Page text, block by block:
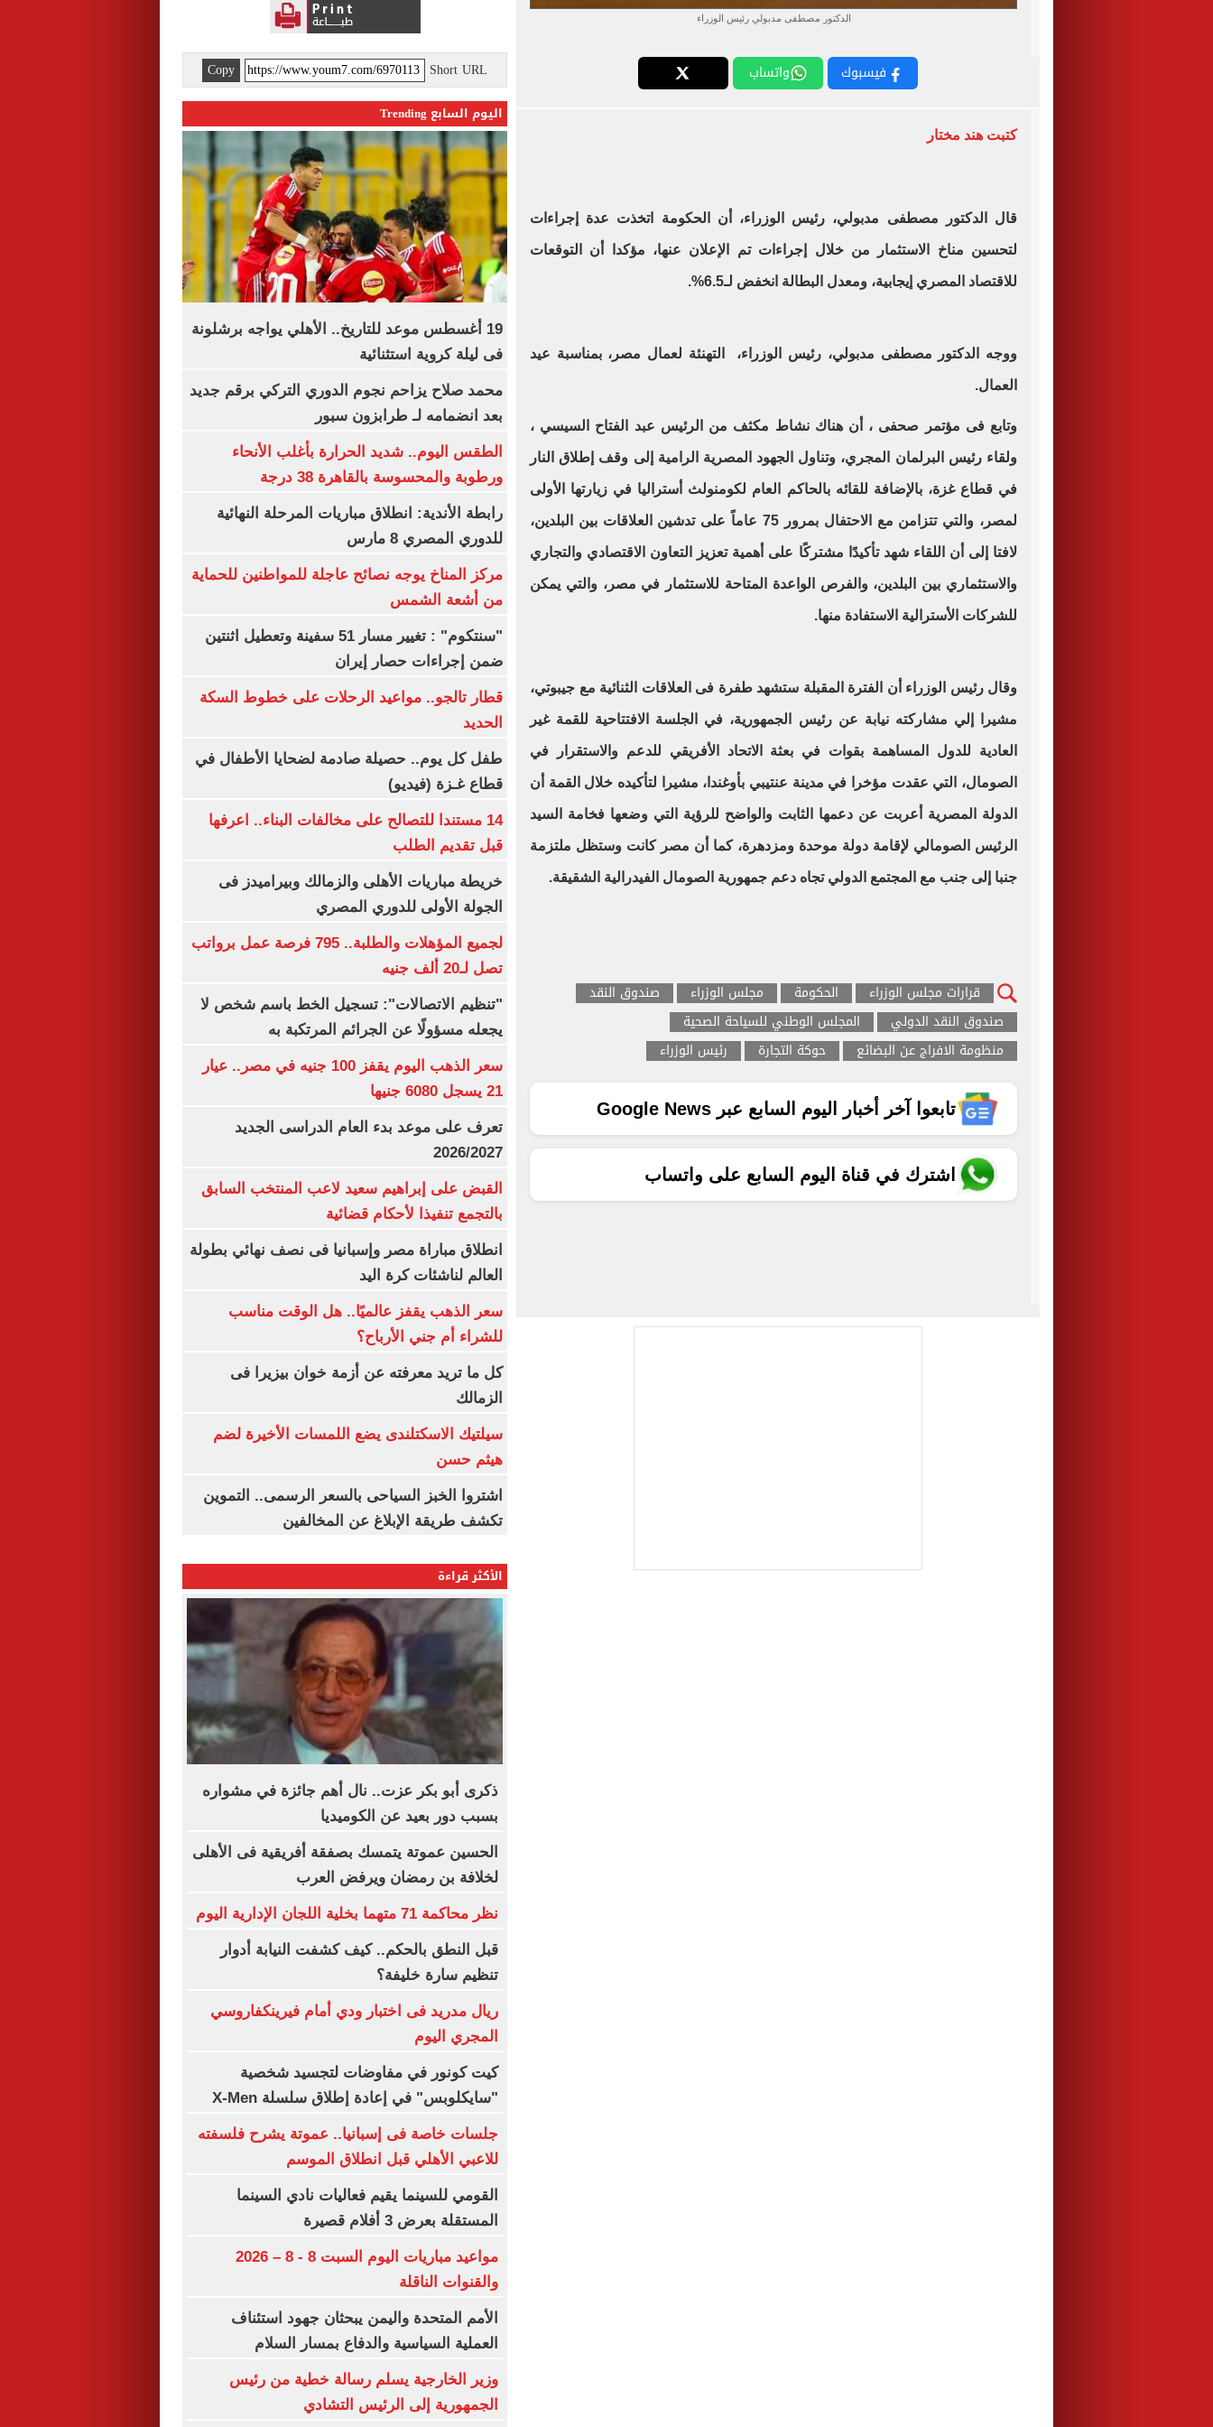
الدكتور مصطفى مدبولي رئيس الوزراء
فيسبوك واتساب
كتبت هند مختار
قال الدكتور مصطفى مدبولي، رئيس الوزراء، أن الحكومة اتخذت عدة إجراءات
لتحسين مناخ الاستثمار من خلال إجراءات تم الإعلان عنها، مؤكدا أن التوقعات
للاقتصاد المصري إيجابية، ومعدل البطالة انخفض لـ6.5%.
ووجه الدكتور مصطفى مدبولي، رئيس الوزراء، التهنئة لعمال مصر، بمناسبة عيد
العمال.
وتابع فى مؤتمر صحفى ، أن هناك نشاط مكثف من الرئيس عبد الفتاح السيسي ،
ولقاء رئيس البرلمان المجري، وتناول الجهود المصرية الرامية إلى وقف إطلاق النار
في قطاع غزة، بالإضافة للقائه بالحاكم العام لكومنولث أستراليا في زيارتها الأولى
لمصر، والتي تتزامن مع الاحتفال بمرور 75 عاماً على تدشين العلاقات بين البلدين،
لافتا إلى أن اللقاء شهد تأكيدًا مشتركًا على أهمية تعزيز التعاون الاقتصادي والتجاري
والاستثماري بين البلدين، والفرص الواعدة المتاحة للاستثمار في مصر، والتي يمكن
للشركات الأسترالية الاستفادة منها.
وقال رئيس الوزراء أن الفترة المقبلة ستشهد طفرة فى العلاقات الثنائية مع جيبوتي،
مشيرا إلي مشاركته نيابة عن رئيس الجمهورية، في الجلسة الافتتاحية للقمة غير
العادية للدول المساهمة بقوات في بعثة الاتحاد الأفريقي للدعم والاستقرار في
الصومال، التي عقدت مؤخرا في مدينة عنتيبي بأوغندا، مشيرا لتأكيده خلال القمة أن
الدولة المصرية أعربت عن دعمها الثابت والواضح للرؤية التي وضعها فخامة السيد
الرئيس الصومالي لإقامة دولة موحدة ومزدهرة، كما أن مصر كانت وستظل ملتزمة
جنبا إلى جنب مع المجتمع الدولي تجاه دعم جمهورية الصومال الفيدرالية الشقيقة.
قرارات مجلس الوزراء الحكومة مجلس الوزراء
صندوق النقد
صندوق النقد الدولي
المجلس الوطني للسياحة الصحية
منظومة الافراج عن البضائع
حوكة التجارة رئيس الوزراء
تابعوا آخر أخبار اليوم السابع عبر Google News
اشترك في قناة اليوم السابع على واتساب
Short URL
Copy
اليوم السابع Trending
19 أغسطس موعد للتاريخ.. الأهلي يواجه برشلونة
فى ليلة كروية استثنائية
محمد صلاح يزاحم نجوم الدوري التركي برقم جديد
بعد انضمامه لـ طرابزون سبور
الطقس اليوم.. شديد الحرارة بأغلب الأنحاء
ورطوبة والمحسوسة بالقاهرة 38 درجة
رابطة الأندية: انطلاق مباريات المرحلة النهائية
للدوري المصري 8 مارس
مركز المناخ يوجه نصائح عاجلة للمواطنين للحماية
من أشعة الشمس
"سنتكوم" : تغيير مسار 51 سفينة وتعطيل اثنتين
ضمن إجراءات حصار إيران
قطار تالجو.. مواعيد الرحلات على خطوط السكة
الحديد
طفل كل يوم.. حصيلة صادمة لضحايا الأطفال في
قطاع غـزة (فيديو)
14 مستندا للتصالح على مخالفات البناء.. اعرفها
قبل تقديم الطلب
خريطة مباريات الأهلى والزمالك وبيراميدز فى
الجولة الأولى للدوري المصري
لجميع المؤهلات والطلبة.. 795 فرصة عمل برواتب
تصل لـ20 ألف جنيه
"تنظيم الاتصالات": تسجيل الخط باسم شخص لا
يجعله مسؤولًا عن الجرائم المرتكبة به
سعر الذهب اليوم يقفز 100 جنيه في مصر.. عيار
21 يسجل 6080 جنيها
تعرف على موعد بدء العام الدراسى الجديد
2026/2027
القبض على إبراهيم سعيد لاعب المنتخب السابق
بالتجمع تنفيذا لأحكام قضائية
انطلاق مباراة مصر وإسبانيا فى نصف نهائي بطولة
العالم لناشئات كرة اليد
سعر الذهب يقفز عالميًا.. هل الوقت مناسب
للشراء أم جني الأرباح؟
كل ما تريد معرفته عن أزمة خوان بيزيرا فى
الزمالك
سيلتيك الاسكتلندى يضع اللمسات الأخيرة لضم
هيثم حسن
اشتروا الخبز السياحى بالسعر الرسمى.. التموين
تكشف طريقة الإبلاغ عن المخالفين
الأكثر قراءة
ذكرى أبو بكر عزت.. نال أهم جائزة في مشواره
بسبب دور بعيد عن الكوميديا
الحسين عموتة يتمسك بصفقة أفريقية فى الأهلى
لخلافة بن رمضان ويرفض العرب
نظر محاكمة 71 متهما بخلية اللجان الإدارية اليوم
قبل النطق بالحكم.. كيف كشفت النيابة أدوار
تنظيم سارة خليفة؟
ريال مدريد فى اختبار ودي أمام فيرينكفاروسي
المجري اليوم
كيت كونور في مفاوضات لتجسيد شخصية
"سايكلوبس" في إعادة إطلاق سلسلة X-Men
جلسات خاصة فى إسبانيا.. عموتة يشرح فلسفته
للاعبي الأهلي قبل انطلاق الموسم
القومي للسينما يقيم فعاليات نادي السينما
المستقلة بعرض 3 أفلام قصيرة
مواعيد مباريات اليوم السبت 8 - 8 – 2026
والقنوات الناقلة
الأمم المتحدة واليمن يبحثان جهود استئناف
العملية السياسية والدفاع بمسار السلام
وزير الخارجية يسلم رسالة خطية من رئيس
الجمهورية إلى الرئيس التشادي